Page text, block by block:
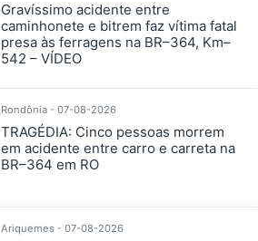
Gravíssimo acidente entre
caminhonete e bitrem faz vítima fatal
presa às ferragens na BR–364, Km–
542 – VÍDEO
Rondônia - 07-08-2026
TRAGÉDIA: Cinco pessoas morrem
em acidente entre carro e carreta na
BR–364 em RO
Ariquemes - 07-08-2026